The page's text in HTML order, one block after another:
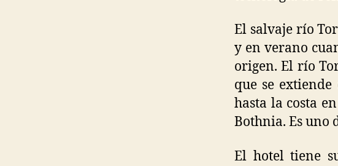
El salvaje río
y en verano
origen. El río
que se
hasta la costa
Bothnia. Es uno
El hotel tiene